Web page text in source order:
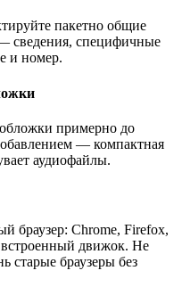
пакетно общие
сведения, специфичные
и номер.
примерно до
— компактная
аудиофайлы.
браузер: Chrome, Firefox,
движок. Не
старые браузеры без